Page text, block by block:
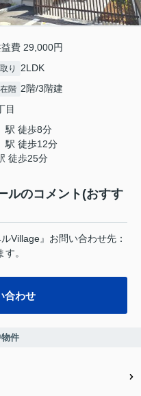
費 29,000円
り 2LDK
階 2階/3階建
目
」駅 徒歩8分
」駅 徒歩12分
徒歩25分
ルのコメント(おすす
Village』お問い合わせ先：
。
合わせ
件